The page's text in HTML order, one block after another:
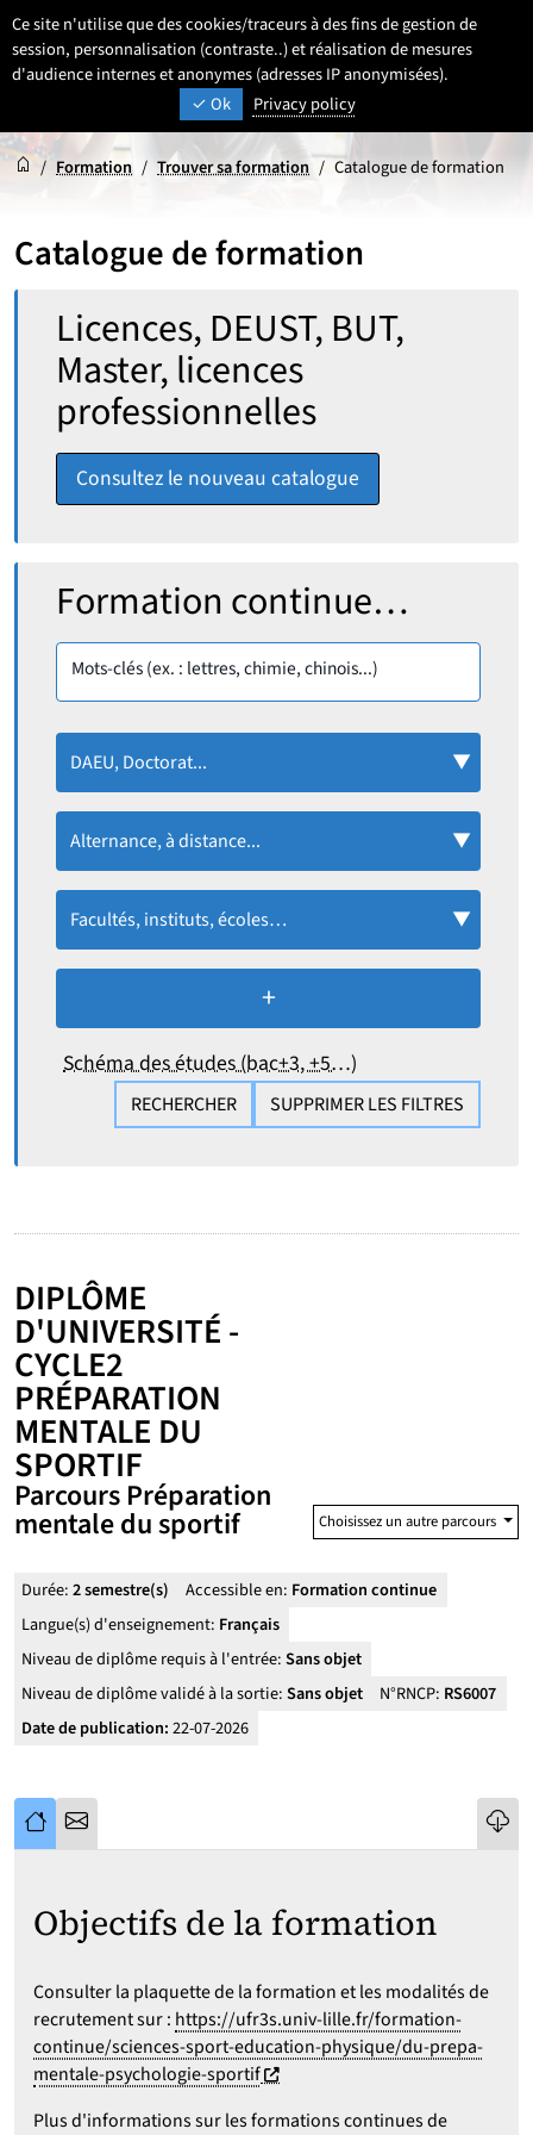
Ce site n'utilise que des cookies/traceurs à des fins de gestion de
session, personnalisation (contraste..) et réalisation de mesures
d'audience internes et anonymes (adresses IP anonymisées).
Ok
Privacy policy
Aller
au
contenu
Aller
au
menu
Aller
au
pied
page
UNIVERSITÉ DE LILLE
INSPIRONS DEMAIN
ParamétrageSélectionner une
FR
- Français
Accueil
Accueil
/ Formation / Trouver sa formation / Catalogue de formation
Catalogue de formation
Rechercher :
Licences, DEUST, BUT,
Master, licences
professionnelles
Consultez le nouveau catalogue
Rechercher :
Formation continue…
Mots-clés (ex. : lettres, chimie, chinois...)
DAEU, Doctorat...
Alternance, à distance...
Facultés, instituts, écoles…
+de critères de
Schéma des études (bac+3, +5…)
RECHERCHER SUPPRIMER LES FILTRES
DIPLÔME
D'UNIVERSITÉ -
CYCLE2
PRÉPARATION
MENTALE DU
SPORTIF
Parcours Préparation
mentale du sportif Choisissez un autre parcours
Durée:2 semestre(s) Accessible en: Formation continue
Langue(s) d'enseignement: Français
Niveau de diplôme requis à l'entrée:Sans objet
Niveau de diplôme validé à la sortie:Sans objet N°RNCP: RS6007
Date de publication:22-07-2026
Objectifs de la formation
Consulter la plaquette de la formation et les modalités de
recrutement sur : https://ufr3s.univ-lille.fr/formation-
continue/sciences-sport-education-physique/du-prepa-
mentale-psychologie-sportif(nouvelle fenêtre)
Plus d'informations sur les formations continues de